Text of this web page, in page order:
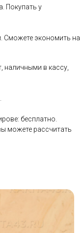
Покупать у
Сможете экономить на
наличными в кассу,
бесплатно.
можете рассчитать